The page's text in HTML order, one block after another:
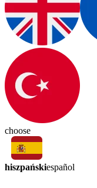
choose
hiszpańskiespañol